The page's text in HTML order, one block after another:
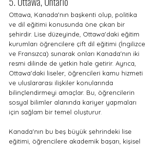
Ottawa, Kanada'nın başkenti olup, politika
ve dil eğitimi konusunda öne çıkan bir
şehirdir. Lise düzeyinde, Ottawa'daki eğitim
kurumları öğrencilere çift dil eğitimi (İngilizce
ve Fransızca) sunarak onları Kanada'nın iki
resmi dilinde de yetkin hale getirir. Ayrıca,
Ottawa'daki liseler, öğrencileri kamu hizmeti
ve uluslararası ilişkiler konularında
bilinçlendirmeyi amaçlar. Bu, öğrencilerin
sosyal bilimler alanında kariyer yapmaları
için sağlam bir temel oluşturur.
Kanada'nın bu beş büyük şehrindeki lise
eğitimi, öğrencilere akademik başarı, kişisel